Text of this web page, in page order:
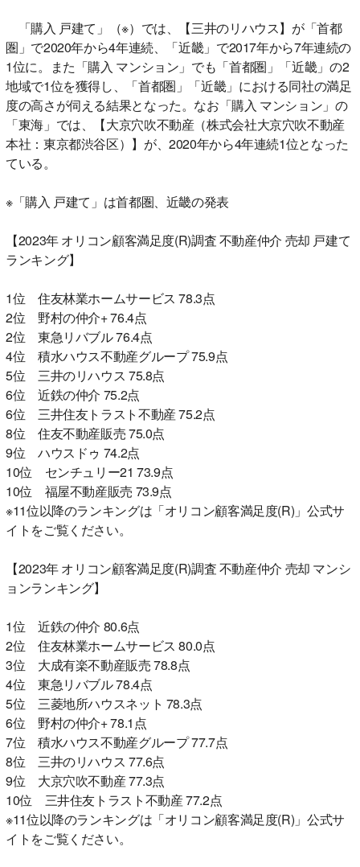
「購入 戸建て」（※）では、【三井のリハウス】が「首都
圏」で2020年から4年連続、「近畿」で2017年から7年連続の
1位に。また「購入 マンション」でも「首都圏」「近畿」の2
地域で1位を獲得し、「首都圏」「近畿」における同社の満足
度の高さが伺える結果となった。なお「購入 マンション」の
「東海」では、【大京穴吹不動産（株式会社大京穴吹不動産
本社：東京都渋谷区）】が、2020年から4年連続1位となった
ている。
※「購入 戸建て」は首都圏、近畿の発表
【2023年 オリコン顧客満足度(R)調査 不動産仲介 売却 戸建て
ランキング】
1位 住友林業ホームサービス 78.3点
2位 野村の仲介+ 76.4点
2位 東急リバブル 76.4点
4位 積水ハウス不動産グループ 75.9点
5位 三井のリハウス 75.8点
6位 近鉄の仲介 75.2点
6位 三井住友トラスト不動産 75.2点
8位 住友不動産販売 75.0点
9位 ハウスドゥ 74.2点
10位 センチュリー21 73.9点
10位 福屋不動産販売 73.9点
※11位以降のランキングは「オリコン顧客満足度(R)」公式サ
イトをご覧ください。
【2023年 オリコン顧客満足度(R)調査 不動産仲介 売却 マンシ
ョンランキング】
1位 近鉄の仲介 80.6点
2位 住友林業ホームサービス 80.0点
3位 大成有楽不動産販売 78.8点
4位 東急リバブル 78.4点
5位 三菱地所ハウスネット 78.3点
6位 野村の仲介+ 78.1点
7位 積水ハウス不動産グループ 77.7点
8位 三井のリハウス 77.6点
9位 大京穴吹不動産 77.3点
10位 三井住友トラスト不動産 77.2点
※11位以降のランキングは「オリコン顧客満足度(R)」公式サ
イトをご覧ください。